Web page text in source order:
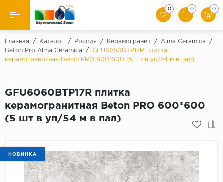
Назад
Производители
Керамогранит
Искусственный камень
Клинкер
0 0 0
Главная / Каталог / Россия / Керамогранит / Alma Ceramica
/
Beton Pro Alma Ceramica
/
GFU6060BTP17R плитка
керамогранитная Beton PRO 600*600 (5 шт в уп/54 м в пал)
GFU6060BTP17R плитка
керамогранитная Beton PRO 600*600
(5 шт в уп/54 м в пал)
НОВИНКА